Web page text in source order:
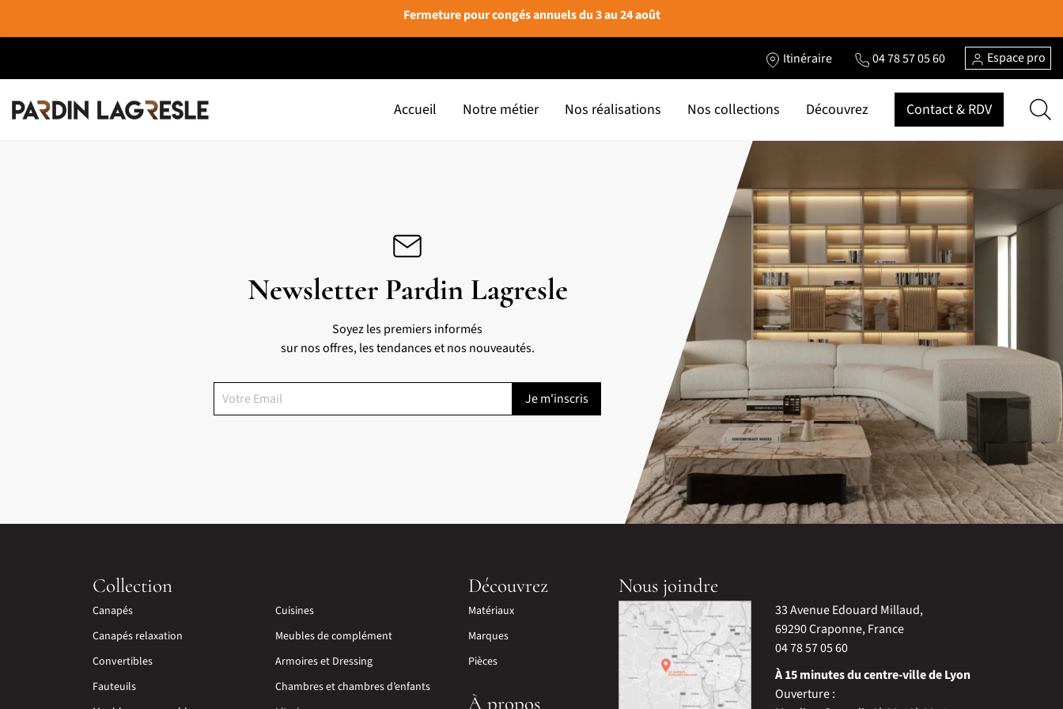
Fermeture pour congés annuels du 3 au 24 août
Itinéraire 04 78 57 05 60 Espace pro
Accueil Notre métier Nos réalisations Nos collections Découvrez Contact & RDV
Newsletter Pardin Lagresle
Soyez les premiers informés
sur nos offres, les tendances et nos nouveautés.
Collection
Canapés
Canapés relaxation
Convertibles
Fauteuils
Cuisines
Meubles de complément
Armoires et Dressing
Chambres et chambres d’enfants
Découvrez
Matériaux
Marques
Pièces
À propos
Nous joindre
33 Avenue Edouard Millaud,
69290 Craponne, France
04 78 57 05 60
À 15 minutes du centre-ville de Lyon
Ouverture :